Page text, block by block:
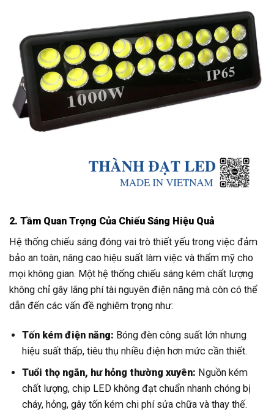
2. Tầm Quan Trọng Của Chiếu Sáng Hiệu Quả
Hệ thống chiếu sáng đóng vai trò thiết yếu trong việc đảm
bảo an toàn, nâng cao hiệu suất làm việc và thẩm mỹ cho
mọi không gian. Một hệ thống chiếu sáng kém chất lượng
không chỉ gây lãng phí tài nguyên điện năng mà còn có thể
dẫn đến các vấn đề nghiêm trọng như:
Tốn kém điện năng: Bóng đèn công suất lớn nhưng
hiệu suất thấp, tiêu thụ nhiều điện hơn mức cần thiết.
Tuổi thọ ngắn, hư hỏng thường xuyên: Nguồn kém
chất lượng, chip LED không đạt chuẩn nhanh chóng bị
cháy, hỏng, gây tốn kém chi phí sửa chữa và thay thế.